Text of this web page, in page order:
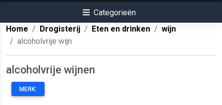
Categorieën
Home
Drogisterij Eten en drinken
wijn
alcoholvrije wijn
alcoholvrije wijnen
MERK: